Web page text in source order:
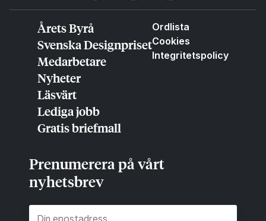
Årets Byrå
Svenska Designpriset
Medarbetare
Nyheter
Läsvärt
Lediga jobb
Gratis briefmall
Ordlista
Cookies
Integritetspolicy
Prenumerera på vårt
nyhetsbrev